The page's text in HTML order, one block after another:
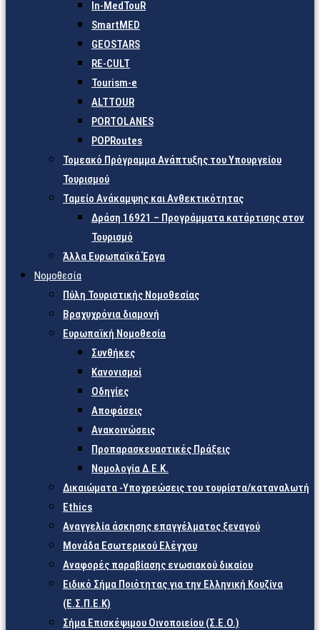
In-MedTouR
SmartMED
GEOSTARS
RE-CULT
Tourism-e
ALTTOUR
PORTOLANES
POPRoutes
Τομεακό Πρόγραμμα Ανάπτυξης του Υπουργείου
Τουρισμού
Ταμείο Ανάκαμψης και Ανθεκτικότητας
Δράση 16921 – Προγράμματα κατάρτισης στον
Τουρισμό
Άλλα Ευρωπαϊκά Έργα
Νομοθεσία
Πύλη Τουριστικής Νομοθεσίας
Βραχυχρόνια διαμονή
Ευρωπαϊκή Νομοθεσία
Συνθήκες
Κανονισμοί
Οδηγίες
Αποφάσεις
Ανακοινώσεις
Προπαρασκευαστικές Πράξεις
Νομολογία Δ.Ε.Κ.
Δικαιώματα -Υποχρεώσεις του τουρίστα/καταναλωτή
Ethics
Αναγγελία άσκησης επαγγέλματος ξεναγού
Μονάδα Εσωτερικού Ελέγχου
Αναφορές παραβίασης ενωσιακού δικαίου
Ειδικό Σήμα Ποιότητας για την Ελληνική Κουζίνα
(Ε.Σ.Π.Ε.Κ)
Σήμα Επισκέψιμου Οινοποιείου (Σ.Ε.Ο.)